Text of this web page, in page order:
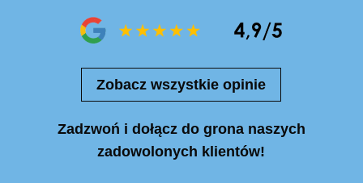
Zobacz wszystkie opinie
Zadzwoń i dołącz do grona naszych
zadowolonych klientów!